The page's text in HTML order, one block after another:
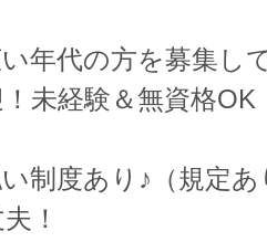
年代の方を募集し
未経験＆無資格OK
制度あり♪（規定あ
！